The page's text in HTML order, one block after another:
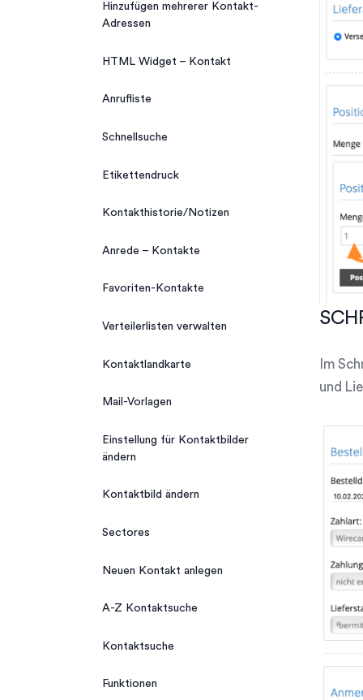
Hinzufügen mehrerer Kontakt-
Adressen
HTML Widget – Kontakt
Anrufliste
Schnellsuche
Etikettendruck
Kontakthistorie/Notizen
Anrede – Kontakte
Favoriten-Kontakte
Verteilerlisten verwalten
Kontaktlandkarte
Mail-Vorlagen
Einstellung für Kontaktbilder
ändern
Kontaktbild ändern
Sectores
Neuen Kontakt anlegen
A-Z Kontaktsuche
Kontaktsuche
Funktionen
Im
und